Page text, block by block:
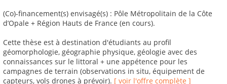
(Co)-financement(s) envisagé(s) : Pôle Métropolitain de la Côte
d’Opale + Région Hauts de France (en cours).
Cette thèse est à destination d'étudiants au profil
géomorphologie, géographie physique, géologie avec des
connaissances sur le littoral + une appétence pour les
campagnes de terrain (observations in situ, équipement de
capteurs, vols drones à prévoir). [ voir l'offre complète ]